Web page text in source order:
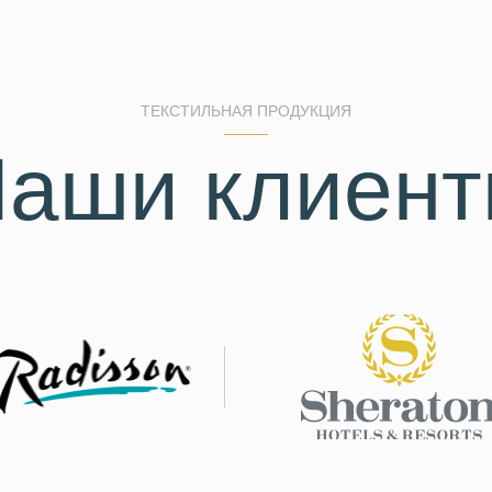
ТЕКСТИЛЬНАЯ ПРОДУКЦИЯ